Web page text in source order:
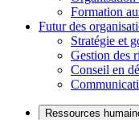
Formation
Futur des
Stratégie et
Gestion des
Conseil en
Ressources